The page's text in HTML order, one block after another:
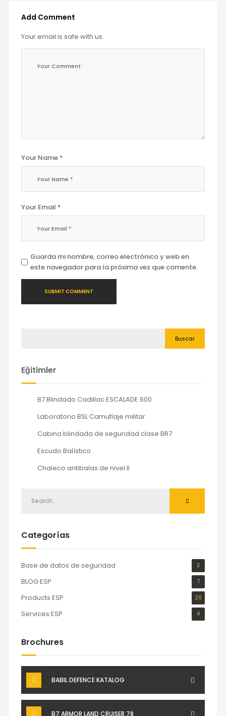
Add Comment
Your email is safe with us.
Your Name *
Your Email *
Guarda mi nombre, correo electrónico y web en
este navegador para la próxima vez que comente.
Buscar
Eğitimler
B7 Blindado Cadillac ESCALADE 600
Laboratorio BSL Camuflaje militar
Cabina blindada de seguridad clase BR7
Escudo Balístico
Chaleco antibalas de nivel II
Categorías
Base de datos de seguridad 3
BLOG ESP 7
Products ESP 20
Services ESP 4
Brochures
BABIL DEFENCE KATALOG
B7 ARMOR LAND CRUISER 78